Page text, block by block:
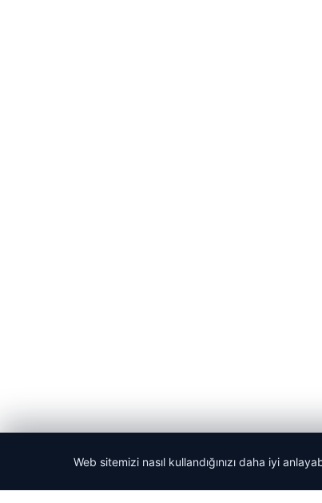
© 2026 Haberlerimiz – Güncel Haberler
Web sitemizi nasıl kullandığınızı daha iyi